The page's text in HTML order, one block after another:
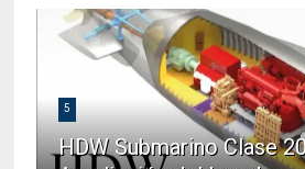
5
HDW Submarino Clase